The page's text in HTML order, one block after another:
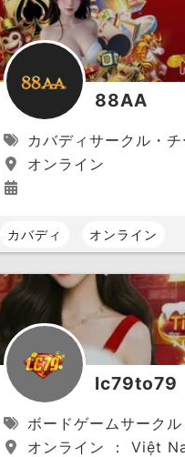
88AA
カバディサークル・チ
オンライン
カバディ オンライン
lc79to79
ボードゲームサークル
オンライン ： Việt